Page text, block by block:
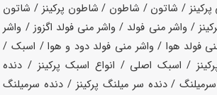
/ شاتون / شاطون / شاطون پرکینز / شاتون
/ واشر منی فولد / واشر منی فولد اگزوز / واشر
فولد هوا / واشر منی فولد دود و هوا / اسبک /
/ اسبک اصلی / انواع اسبک پرکینز / دنده
/ دنده سر میلنگ پرکینز / دنده سرمیلنگ